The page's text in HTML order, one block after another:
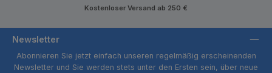
Kostenloser Versand ab 250 €
Newsletter
Abonnieren Sie jetzt einfach unseren regelmäßig erscheinenden
Newsletter und Sie werden stets unter den Ersten sein, über neue